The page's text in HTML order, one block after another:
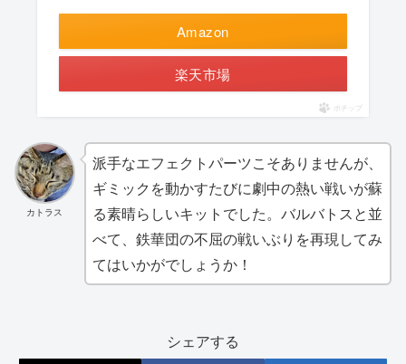
Amazon
楽天市場
ポチップ
カトラス
派手なエフェクトパーツこそありませんが、
ギミックを動かすたびに劇中の熱い戦いが蘇
る素晴らしいキットでした。バルバトスと並
べて、鉄華団の不屈の戦いぶりを再現してみ
てはいかがでしょうか！
シェアする